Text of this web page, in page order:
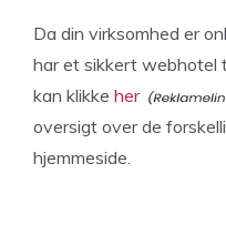
Da din virksomhed er
har et sikkert webhotel
kan klikke her
oversigt over de
hjemmeside.